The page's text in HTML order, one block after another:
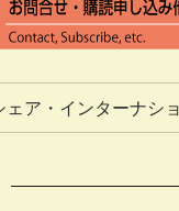
ェア・インターナシ